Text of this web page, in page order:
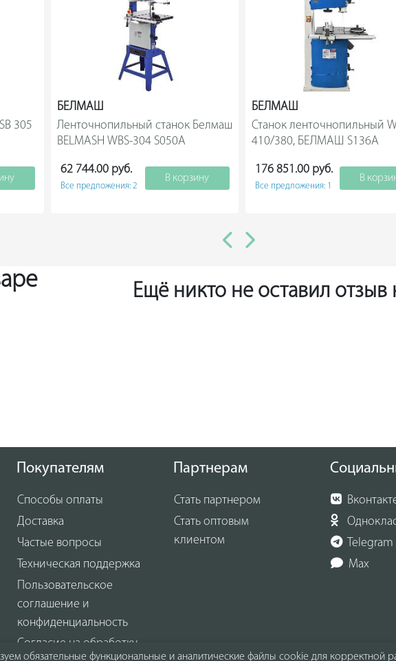
305
БЕЛМАШ
Ленточнопильный станок Белмаш
62 744.00 руб.
Все предложения: 2
В корзину
БЕЛМАШ
Станок ленточнопильный
176 851.00 руб.
Все предложения: 1
В
Ещё никто не оставил
обязательные функциональные и аналитические файлы cookie для корректной
Покупателям
Способы оплаты
Доставка
Частые вопросы
Техническая поддержка
Пользовательское
соглашение и
конфиденциальность
Согласие на обработку
Партнерам
Стать партнером
Стать оптовым
клиентом
Telegram
Max